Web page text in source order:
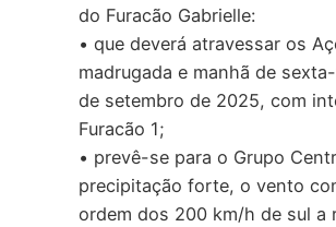
do Furacão Gabrielle:
• que deverá atravessar os
madrugada e manhã de
de setembro de 2025, com
Furacão 1;
• prevê-se para o Grupo
precipitação forte, o vento
ordem dos 200 km/h de sul a